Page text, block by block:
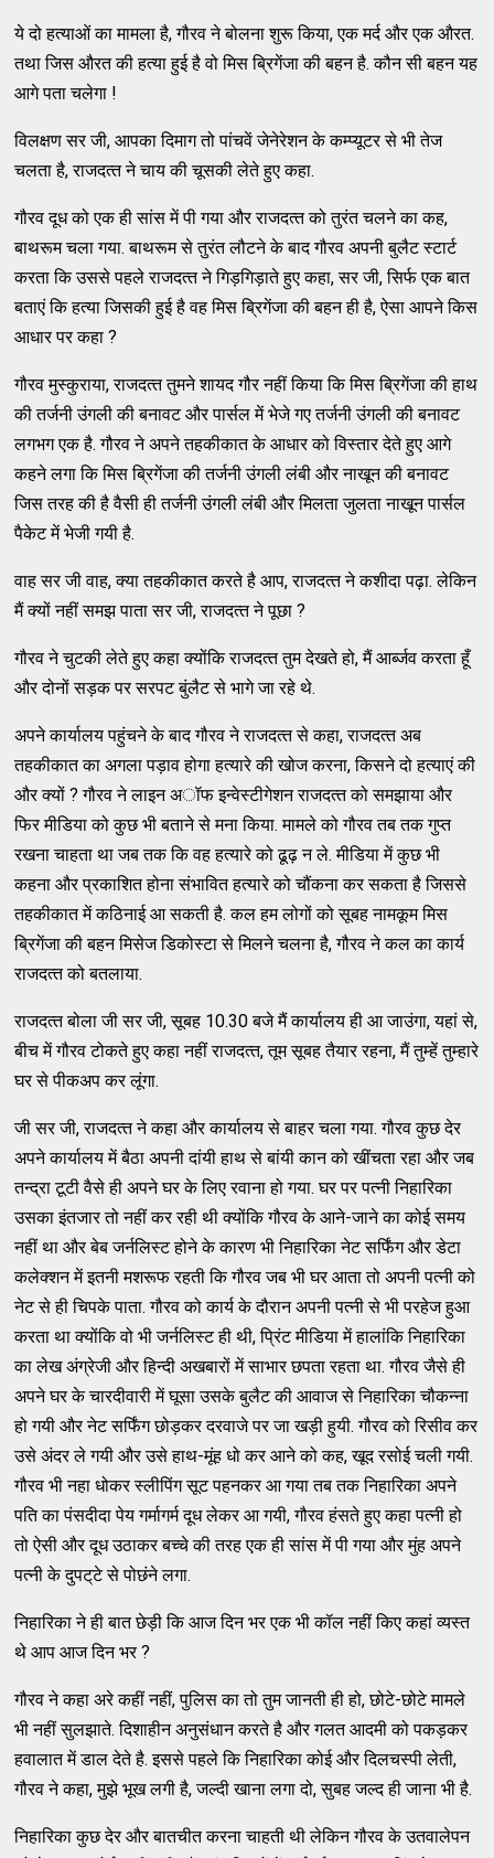
ये दो हत्‍याओं का मामला है, गौरव ने बोलना शुरू किया, एक मर्द और एक औरत.
तथा जिस औरत की हत्‍या हुई है वो मिस ब्रिगेंजा की बहन है. कौन सी बहन यह
आगे पता चलेगा !
विलक्षण सर जी, आपका दिमाग तो पांचवें जेनेरेशन के कम्‍प्‍यूटर से भी तेज
चलता है, राजदत्‍त ने चाय की चूसकी लेते हुए कहा.
गौरव दूध को एक ही सांस में पी गया और राजदत्‍त को तुरंत चलने का कह,
बाथरूम चला गया. बाथरूम से तुरंत लौटने के बाद गौरव अपनी बुलैट स्‍टार्ट
करता कि उससे पहले राजदत्‍त ने गिड़गिड़ाते हुए कहा, सर जी, सिर्फ एक बात
बताएं कि हत्‍या जिसकी हुई है वह मिस ब्रिगेंजा की बहन ही है, ऐसा आपने किस
आधार पर कहा ?
गौरव मुस्‍कुराया, राजदत्‍त तुमने शायद गौर नहीं किया कि मिस ब्रिगेंजा की हाथ
की तर्जनी उंगली की बनावट और पार्सल में भेजे गए तर्जनी उंगली की बनावट
लगभग एक है. गौरव ने अपने तहकीकात के आधार को विस्‍तार देते हुए आगे
कहने लगा कि मिस ब्रिगेंजा की तर्जनी उंगली लंबी और नाखून की बनावट
जिस तरह की है वैसी ही तर्जनी उंगली लंबी और मिलता जुलता नाखून पार्सल
पैकेट में भेजी गयी है.
वाह सर जी वाह, क्‍या तहकीकात करते है आप, राजदत्‍त ने कशीदा पढ़ा. लेकिन
मैं क्‍यों नहीं समझ पाता सर जी, राजदत्‍त ने पूछा ?
गौरव ने चुटकी लेते हुए कहा क्‍योंकि राजदत्‍त तुम देखते हो, मैं आर्ब्‍जव करता हूँ
और दोनों सड़क पर सरपट बुंलैट से भागे जा रहे थे.
अपने कार्यालय पहुंचने के बाद गौरव ने राजदत्‍त से कहा, राजदत्‍त अब
तहकीकात का अगला पड़ाव होगा हत्‍यारे की खोज करना, किसने दो हत्‍याएं की
और क्‍यों ? गौरव ने लाइन अॉफ इन्‍वेस्‍टीगेशन राजदत्‍त को समझाया और
फिर मीडिया को कुछ भी बताने से मना किया. मामले को गौरव तब तक गुप्‍त
रखना चाहता था जब तक कि वह हत्‍यारे को ढूढ़ न ले. मीडिया में कुछ भी
कहना और प्रकाशित होना संभावित हत्‍यारे को चौंकना कर सकता है जिससे
तहकीकात में कठिनाई आ सकती है. कल हम लोगों को सूबह नामकूम मिस
ब्रिगेंजा की बहन मिसेज डिकोस्‍टा से मिलने चलना है, गौरव ने कल का कार्य
राजदत्‍त को बतलाया.
राजदत्‍त बोला जी सर जी, सूबह 10.30 बजे मैं कार्यालय ही आ जाउंगा, यहां से,
बीच में गौरव टोकते हुए कहा नहीं राजदत्‍त, तूम सूबह तैयार रहना, मैं तुम्‍हें तुम्‍हारे
घर से पीकअप कर लूंगा.
जी सर जी, राजदत्‍त ने कहा और कार्यालय से बाहर चला गया. गौरव कुछ देर
अपने कार्यालय में बैठा अपनी दांयी हाथ से बांयी कान को खींचता रहा और जब
तन्‍द्रा टूटी वैसे ही अपने घर के लिए रवाना हो गया. घर पर पत्‍नी निहारिका
उसका इंतजार तो नहीं कर रही थी क्‍योंकि गौरव के आने-जाने का कोई समय
नहीं था और बेब जर्नलिस्‍ट होने के कारण भी निहारिका नेट सर्फिंग और डेटा
कलेक्‍शन में इतनी मशरूफ रहती कि गौरव जब भी घर आता तो अपनी पत्‍नी को
नेट से ही चिपके पाता. गौरव को कार्य के दौरान अपनी पत्‍नी से भी परहेज हुआ
करता था क्‍योंकि वो भी जर्नलिस्‍ट ही थी, प्रिंट मीडिया में हालांकि निहारिका
का लेख अंग्रेजी और हिन्‍दी अखबारों में साभार छपता रहता था. गौरव जैसे ही
अपने घर के चारदीवारी में घूसा उसके बुलैट की आवाज से निहारिका चौकन्ना
हो गयी और नेट सर्फिंग छोड़कर दरवाजे पर जा खड़ी हुयी. गौरव को रिसीव कर
उसे अंदर ले गयी और उसे हाथ-मूंह धो कर आने को कह, खूद रसोई चली गयी.
गौरव भी नहा धोकर स्लीपिंग सूट पहनकर आ गया तब तक निहारिका अपने
पति का पंसदीदा पेय गर्मागर्म दूध लेकर आ गयी, गौरव हंसते हुए कहा पत्‍नी हो
तो ऐसी और दूध उठाकर बच्‍चे की तरह एक ही सांस में पी गया और मुंह अपने
पत्‍नी के दुपट्‌टे से पोछंने लगा.
निहारिका ने ही बात छेड़ी कि आज दिन भर एक भी कॉल नहीं किए कहां व्‍यस्‍त
थे आप आज दिन भर ?
गौरव ने कहा अरे कहीं नहीं, पुलिस का तो तुम जानती ही हो, छोटे-छोटे मामले
भी नहीं सुलझाते. दिशाहीन अनुसंधान करते है और गलत आदमी को पकड़कर
हवालात में डाल देते है. इससे पहले कि निहारिका कोई और दिलचस्‍पी लेती,
गौरव ने कहा, मुझे भूख लगी है, जल्‍दी खाना लगा दो, सुबह जल्‍द ही जाना भी है.
निहारिका कुछ देर और बातचीत करना चाहती थी लेकिन गौरव के उतवालेपन